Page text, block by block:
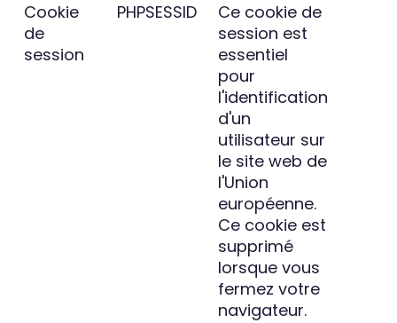
Cookie
de
session
PHPSESSID
Ce cookie de
session est
essentiel
pour
l'identification
d'un
utilisateur sur
le site web de
l'Union
européenne.
Ce cookie est
supprimé
lorsque vous
fermez votre
navigateur.